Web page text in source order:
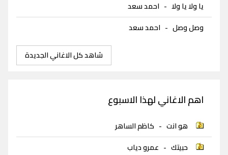
يا ولا يا ولا - احمد سعد
وصل وصل - احمد سعد
شاهد كل الاغاني الجديدة
اهم الاغاني لهذا الاسبوع
هو انت - كاظم الساهر
حبيتك - عمرو دياب